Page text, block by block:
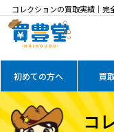
コレクションの買取実績｜完
取
初めての方へ 買
コ